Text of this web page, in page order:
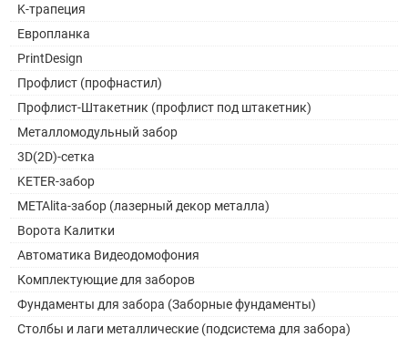
K-трапеция
Европланка
PrintDesign
Профлист (профнастил)
Профлист-Штакетник (профлист под штакетник)
Металломодульный забор
3D(2D)-сетка
KETER-забор
METAlita-забор (лазерный декор металла)
Ворота Калитки
Автоматика Видеодомофония
Комплектующие для заборов
Фундаменты для забора (Заборные фундаменты)
Столбы и лаги металлические (подсистема для забора)